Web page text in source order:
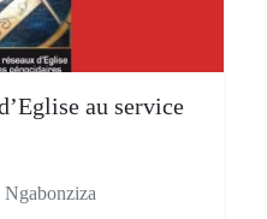
au service
Ngabonziza